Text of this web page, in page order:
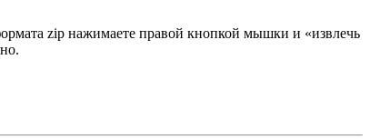
zip нажимаете правой кнопкой мышки и «извлечь